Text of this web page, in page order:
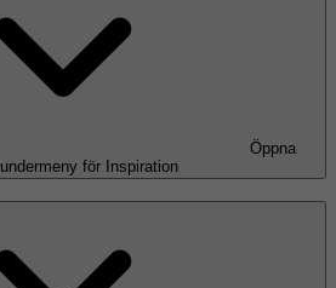
Öppna
undermeny för Inspiration